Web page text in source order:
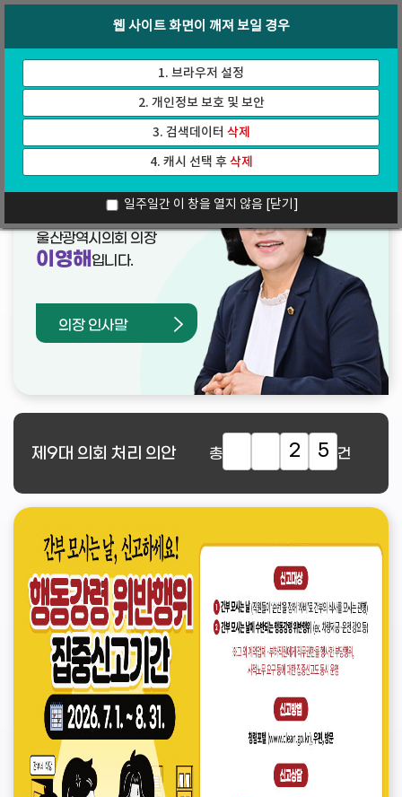
가
기
인터넷방송
웹 사이트 화면이 깨져 보일 경우
1. 브라우저 설정
2. 개인정보 보호 및 보안
3. 검색데이터 삭제
4. 캐시 선택 후삭제
일주일간 이 창을 열지 않음 [닫기]
열린의장실
울산광역시의회 의장
이영해 입니다.
의장 인사말
제9대 의회 처리 의안 총 2 5 건